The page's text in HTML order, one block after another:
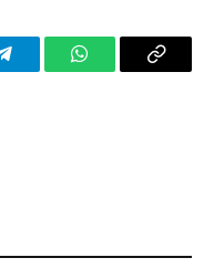
TelegramWhatsAppCopy